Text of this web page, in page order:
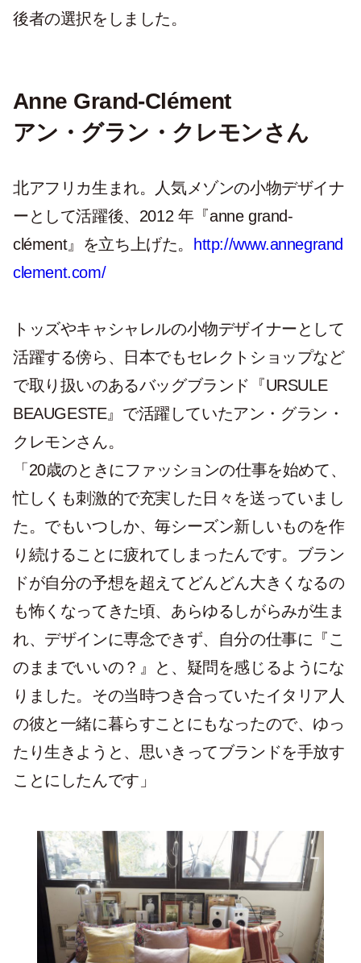
後者の選択をしました。
Anne Grand-Clément
アン・グラン・クレモンさん
北アフリカ生まれ。人気メゾンの小物デザイナ
ーとして活躍後、2012 年『anne grand-
clément』を立ち上げた。
http://www.annegrand
clement.com/
トッズやキャシャレルの小物デザイナーとして
活躍する傍ら、日本でもセレクトショップなど
で取り扱いのあるバッグブランド『URSULE
BEAUGESTE』で活躍していたアン・グラン・
クレモンさん。
「20歳のときにファッションの仕事を始めて、
忙しくも刺激的で充実した日々を送っていまし
た。でもいつしか、毎シーズン新しいものを作
り続けることに疲れてしまったんです。ブラン
ドが自分の予想を超えてどんどん大きくなるの
も怖くなってきた頃、あらゆるしがらみが生ま
れ、デザインに専念できず、自分の仕事に『こ
のままでいいの？』と、疑問を感じるようにな
りました。その当時つき合っていたイタリア人
の彼と一緒に暮らすことにもなったので、ゆっ
たり生きようと、思いきってブランドを手放す
ことにしたんです」